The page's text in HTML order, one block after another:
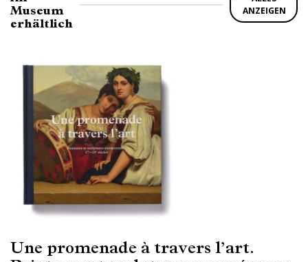
Museum
erhältlich
ANZEIGEN
Une promenade à travers l’art.